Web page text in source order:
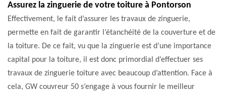
Assurez la zinguerie de votre toiture à Pontorson
Effectivement, le fait d’assurer les travaux de zinguerie,
permette en fait de garantir l’étanchéité de la couverture et de
la toiture. De ce fait, vu que la zinguerie est d’une importance
capital pour la toiture, il est donc primordial d’effectuer ses
travaux de zinguerie toiture avec beaucoup d’attention. Face à
cela, GW couvreur 50 s’engage à vous fournir le meilleur